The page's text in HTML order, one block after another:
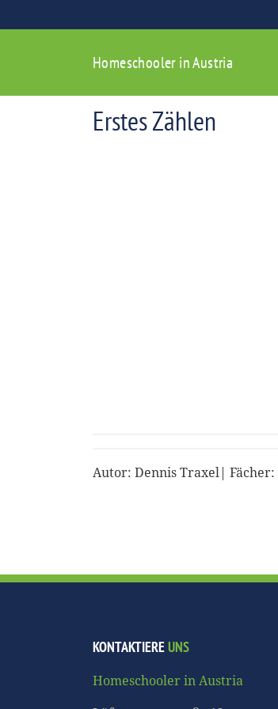
Homeschooler in Austria
Erstes Zählen
Autor: Dennis Traxel| Fächer:
KONTAKTIEREUNS
Homeschooler in Austria